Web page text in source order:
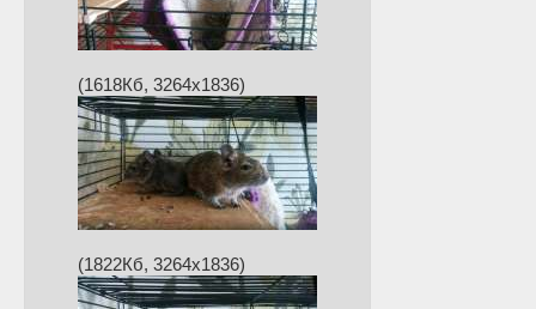
(1618Кб, 3264x1836)
(1822Кб, 3264x1836)